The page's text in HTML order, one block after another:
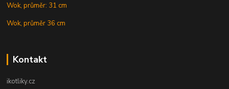
Wok, průměr: 31 cm
Wok, průměr 36 cm
Kontakt
ikotliky.cz